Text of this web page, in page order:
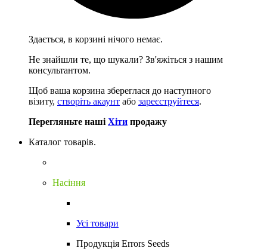
Здається, в корзині нічого немає.
Не знайшли те, що шукали? Зв'яжіться з нашим
консультантом.
Щоб ваша корзина збереглася до наступного
візиту, створіть акаунт або зареєструйтеся.
Перегляньте наші Хіти продажу
Каталог товарів.
Насіння
Усі товари
Продукція Errors Seeds